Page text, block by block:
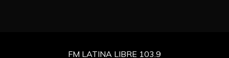
FM LATINA LIBRE 103.9